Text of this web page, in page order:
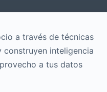
a través de técnicas
construyen inteligencia
a tus datos